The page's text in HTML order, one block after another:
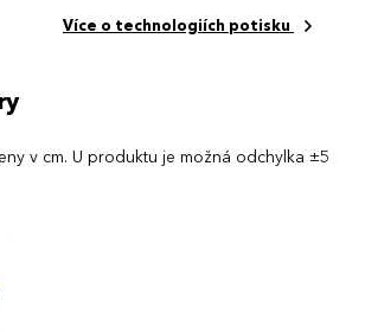
Více o technologiích potisku
v cm. U produktu je možná odchylka ±5